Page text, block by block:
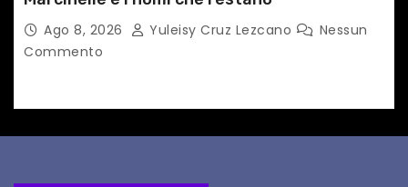
Ago 8, 2026 Yuleisy Cruz Lezcano
Nessun
Commento